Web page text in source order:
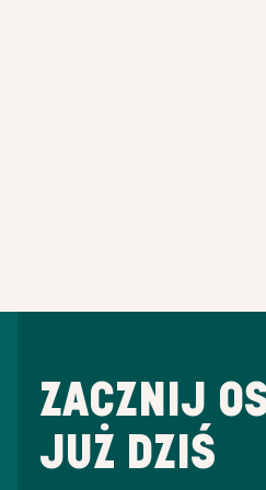
ZACZNIJ
JUŻ DZIŚ